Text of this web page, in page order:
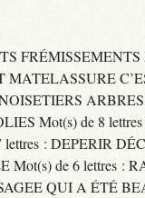
FRÉMISSEMENTS
MATELASSURE
Mot(s) de 8
: DEPERIR
Mot(s) de 6 lettres :
QUI A ÉTÉ